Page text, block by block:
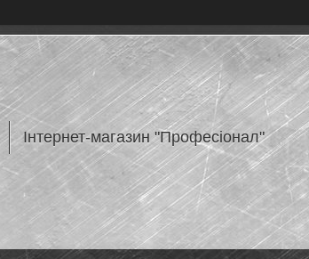
Інтернет-магазин "Професіонал"